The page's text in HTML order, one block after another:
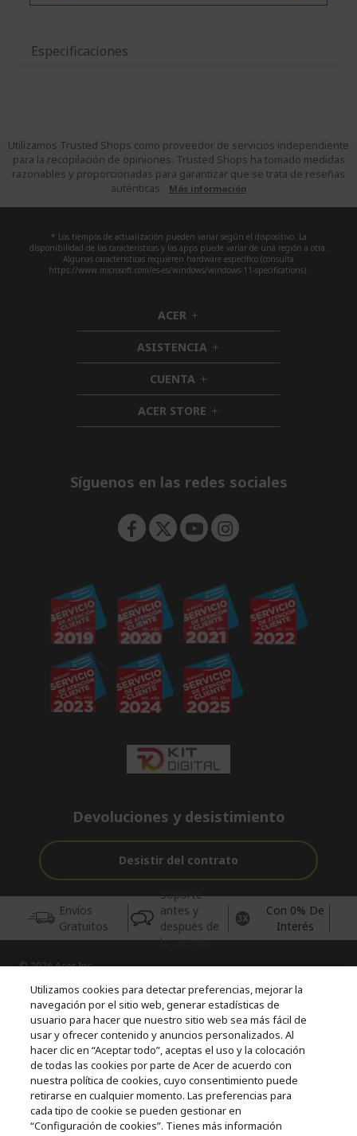
Especificaciones
Utilizamos Trusted Shops como proveedor de servicios independiente
para la recopilación de opiniones. Trusted Shops ha tomado medidas
razonables y proporcionadas para garantizar que se trata de reseñas
auténticas.
Más información
* Los tiempos de actualización pueden variar según el dispositivo. La
disponibilidad de las características y las apps puede variar de una región a otra.
Algunas características requieren hardware específico (consulta
https://www.microsoft.com/es-es/windows/windows-11-specifications).
ACER h
i
d
d
e
n
ASISTENCIA h
i
d
e
n
CUENTA h
i
d
d
ACER STORE h
i
e
Síguenos en las redes sociales
Devoluciones y desistimiento
Desistir del contrato
Envíos
Gratuitos
Soporte
antes y
después de
la compra
Con 0% De
Interés
© 2026 Acer Inc.
CPYou BV es el vendedor y distribuidor autorizado de los
productos y servicios ofrecidos en esta tienda.
Incluida la aportación para la gestión de RAEES, según RD.
110/2015, inscrita en el RII-AEE Nº 7573; de pilas y baterías, según
RD. 106/2008, inscrita en el RII-PYA Nº 2180. Adherida a los
sistemas integrales de gestión de ecopilas y ecoembes.
Utilizamos cookies para detectar preferencias, mejorar la
navegación por el sitio web, generar estadísticas de
usuario para hacer que nuestro sitio web sea más fácil de
usar y ofrecer contenido y anuncios personalizados. Al
hacer clic en “Aceptar todo”, aceptas el uso y la colocación
de todas las cookies por parte de Acer de acuerdo con
nuestra política de cookies, cuyo consentimiento puede
retirarse en cualquier momento. Las preferencias para
cada tipo de cookie se pueden gestionar en
“Configuración de cookies”. Tienes más información